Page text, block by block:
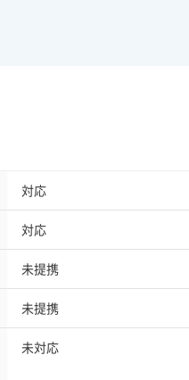
対応
対応
未提携
未提携
未対応